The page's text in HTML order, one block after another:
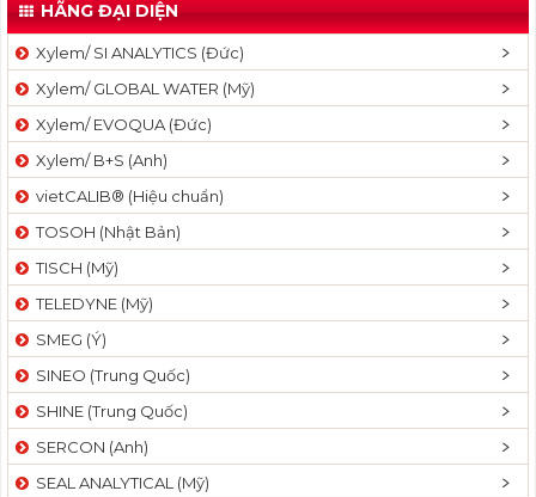
HÃNG ĐẠI DIỆN
Xylem/ SI ANALYTICS (Đức)
Xylem/ GLOBAL WATER (Mỹ)
Xylem/ EVOQUA (Đức)
Xylem/ B+S (Anh)
vietCALIB® (Hiệu chuẩn)
TOSOH (Nhật Bản)
TISCH (Mỹ)
TELEDYNE (Mỹ)
SMEG (Ý)
SINEO (Trung Quốc)
SHINE (Trung Quốc)
SERCON (Anh)
SEAL ANALYTICAL (Mỹ)